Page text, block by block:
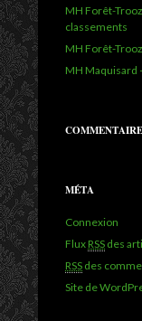
MH Forêt-
classements
MH Forêt-
MH Maquisard
MÉTA
Connexion
Flux RSS des
RSS des
Site de